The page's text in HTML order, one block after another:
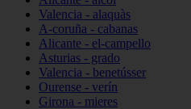
Valencia - alaquàs
A-coruña - cabanas
Alicante - el-campello
Asturias - grado
Valencia - benetússer
Ourense - verín
Girona - mieres